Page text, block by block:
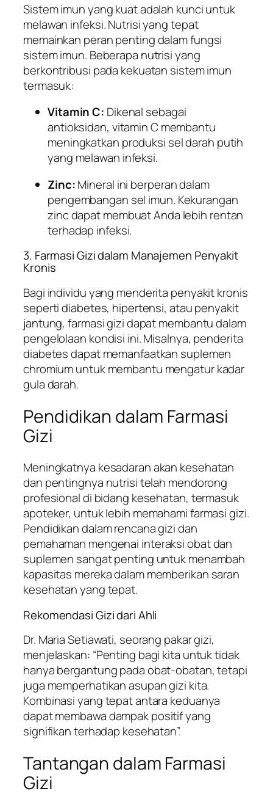
Sistem imun yang kuat adalah kunci untuk
melawan infeksi. Nutrisi yang tepat
memainkan peran penting dalam fungsi
sistem imun. Beberapa nutrisi yang
berkontribusi pada kekuatan sistem imun
termasuk:
Vitamin C: Dikenal sebagai
antioksidan, vitamin C membantu
meningkatkan produksi sel darah putih
yang melawan infeksi.
Zinc:Mineral ini berperan dalam
pengembangan sel imun. Kekurangan
zinc dapat membuat Anda lebih rentan
terhadap infeksi.
3. Farmasi Gizi dalam Manajemen Penyakit
Kronis
Bagi individu yang menderita penyakit kronis
seperti diabetes, hipertensi, atau penyakit
jantung, farmasi gizi dapat membantu dalam
pengelolaan kondisi ini. Misalnya, penderita
diabetes dapat memanfaatkan suplemen
chromium untuk membantu mengatur kadar
gula darah.
Pendidikan dalam Farmasi
Gizi
Meningkatnya kesadaran akan kesehatan
dan pentingnya nutrisi telah mendorong
profesional di bidang kesehatan, termasuk
apoteker, untuk lebih memahami farmasi gizi.
Pendidikan dalam rencana gizi dan
pemahaman mengenai interaksi obat dan
suplemen sangat penting untuk menambah
kapasitas mereka dalam memberikan saran
kesehatan yang tepat.
Rekomendasi Gizi dari Ahli
Dr. Maria Setiawati, seorang pakar gizi,
menjelaskan: “Penting bagi kita untuk tidak
hanya bergantung pada obat-obatan, tetapi
juga memperhatikan asupan gizi kita.
Kombinasi yang tepat antara keduanya
dapat membawa dampak positif yang
signifikan terhadap kesehatan”.
Tantangan dalam Farmasi
Gizi